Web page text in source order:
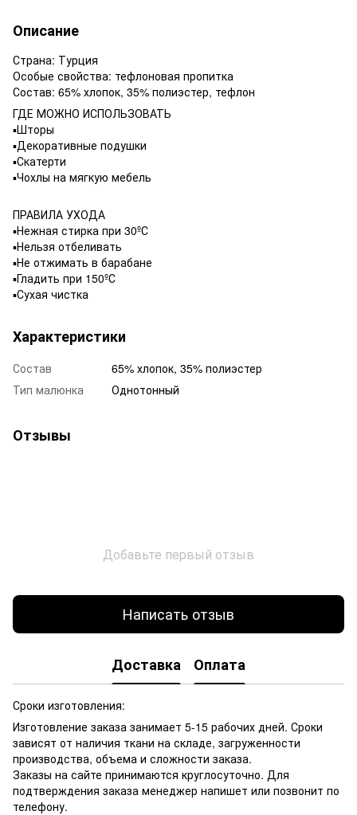
Описание
Страна: Турция
Особые свойства: тефлоновая пропитка
Состав: 65% хлопок, 35% полиэстер, тефлон
ГДЕ МОЖНО ИСПОЛЬЗОВАТЬ
▪️Шторы
▪️Декоративные подушки
▪️Скатерти
▪️Чохлы на мягкую мебель
ПРАВИЛА УХОДА
▪️Нежная стирка при 30ºС
▪️Нельзя отбеливать
▪️Не отжимать в барабане
▪️Гладить при 150ºС
▪️Сухая чистка
Характеристики
Состав
65% хлопок, 35% полиэстер
Тип малюнка
Однотонный
Отзывы
Добавьте первый отзыв
Написать отзыв
Доставка Оплата
Сроки изготовления:
Изготовление заказа занимает 5-15 рабочих дней. Сроки
зависят от наличия ткани на складе, загруженности
производства, объема и сложности заказа.
Заказы на сайте принимаются круглосуточно. Для
подтверждения заказа менеджер напишет или позвонит по
телефону.